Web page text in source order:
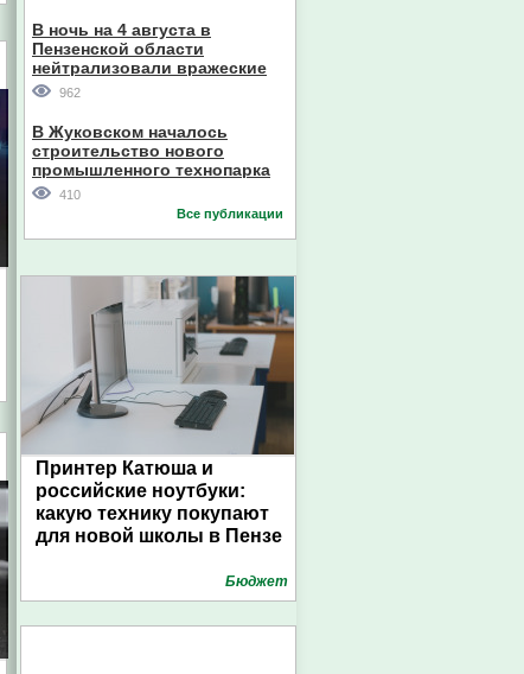
В ночь на 4 августа в
Пензенской области
нейтрализовали вражеские
дроны
962
В Жуковском началось
строительство нового
промышленного технопарка
410
Все публикации
Принтер Катюша и
российские ноутбуки:
какую технику покупают
для новой школы в Пензе
Бюджет